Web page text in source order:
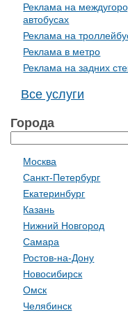
Реклама на
автобусах
Реклама на
Реклама в метро
Реклама на задних
Все услуги
Города
Москва
Санкт-Петербург
Екатеринбург
Казань
Нижний Новгород
Самара
Ростов-на-Дону
Новосибирск
Омск
Челябинск